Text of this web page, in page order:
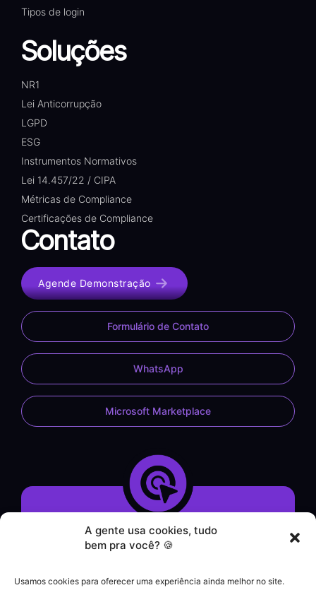
A gente usa cookies, tudo
bem pra você? 🍪
Usamos cookies para oferecer uma experiência ainda melhor no site.
Tipos de login
Soluções
NR1
Lei Anticorrupção
LGPD
ESG
Instrumentos Normativos
Lei 14.457/22 / CIPA
Métricas de Compliance
Certificações de Compliance
Contato
Agende Demonstração
Formulário de Contato
WhatsApp
Microsoft Marketplace
Demonstração do Sistema
Formulário de Contato
Helpdesk